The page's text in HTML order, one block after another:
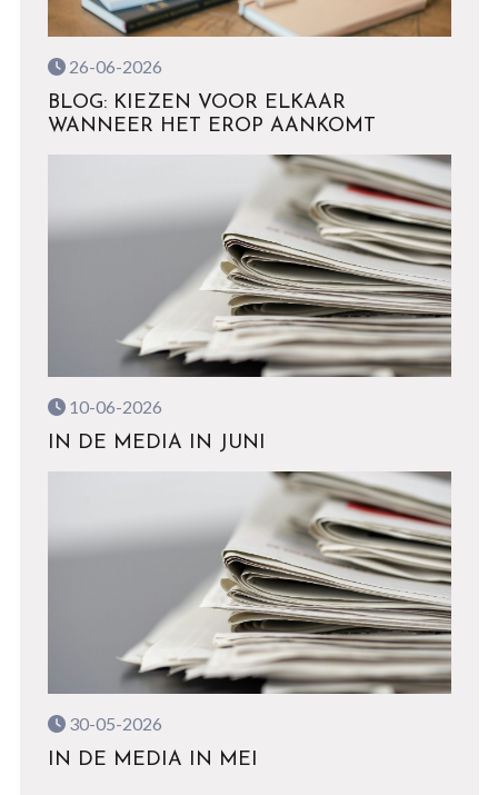
26-06-2026
BLOG: KIEZEN VOOR ELKAAR
WANNEER HET EROP AANKOMT
10-06-2026
IN DE MEDIA IN JUNI
30-05-2026
IN DE MEDIA IN MEI